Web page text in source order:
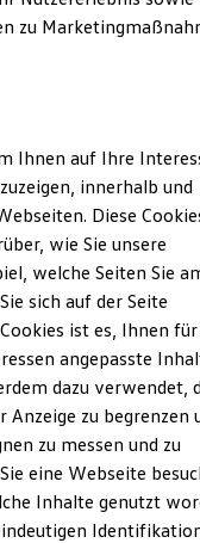
Nutzfahrzeuge
Caravelle
Modelle
zu
Ihnen auf Ihre
innerhalb und
Diese
wie Sie unsere
welche Seiten Sie
sich auf der Seite
ist es, Ihnen für
angepasste
dazu verwendet,
zu begrenzen
zu messen und zu
eine Webseite
Inhalte genutzt